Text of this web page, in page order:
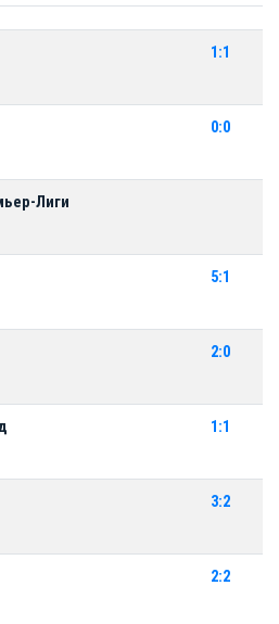
1:1
0:0
Лиги
5:1
2:0
1:1
3:2
2:2